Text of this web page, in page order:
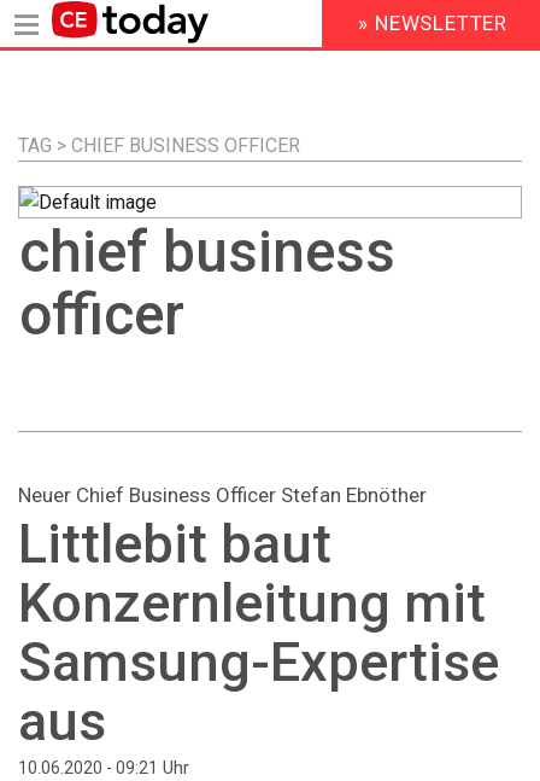
Inhalt
HEADER
MENU
» NEWSLETTER
TAG > CHIEF BUSINESS OFFICER
chief business
officer
Neuer Chief Business Officer Stefan Ebnöther
Littlebit baut
Konzernleitung mit
Samsung-Expertise
aus
10.06.2020 - 09:21 Uhr